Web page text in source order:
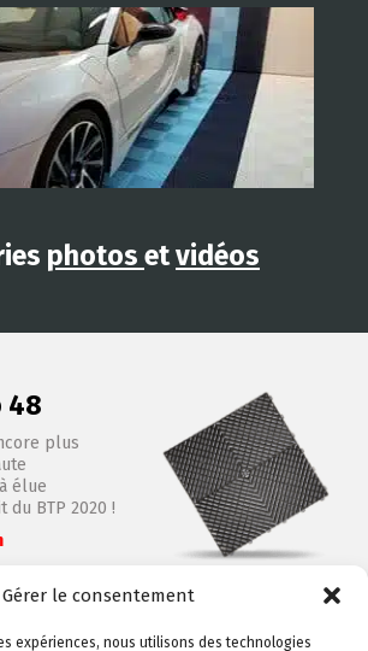
Gérer le consentement
expériences, nous utilisons des technologies
photoset vidéos
48
plus
élue
du BTP 2020 !